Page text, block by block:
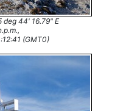
deg 44' 16.79" E
(GMT0)